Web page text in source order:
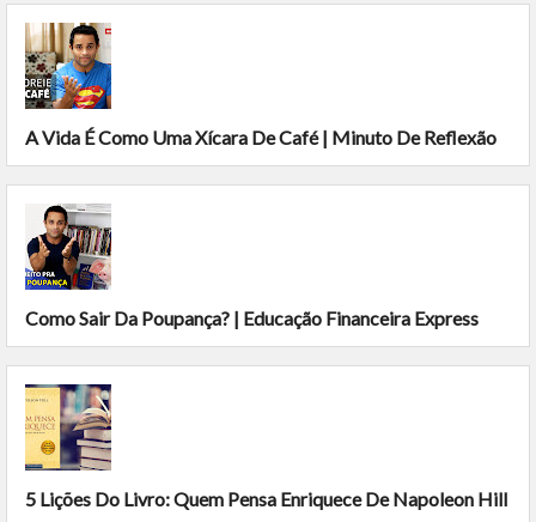
A Vida É Como Uma Xícara De Café | Minuto De Reflexão
Como Sair Da Poupança? | Educação Financeira Express
5 Lições Do Livro: Quem Pensa Enriquece De Napoleon Hill